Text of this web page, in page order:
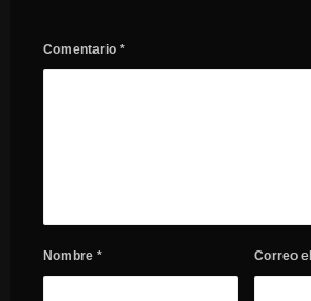
Comentario *
Nombre * Correo